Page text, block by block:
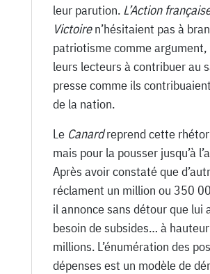
leur parution. L’Action
Victoiren’hésitaient pas à
patriotisme comme
leurs lecteurs à contribuer au
presse comme ils
de la nation.
Le Canardreprend cette
mais pour la pousser jusqu’à
Après avoir constaté que
réclament un million ou 350
il annonce sans détour que lui
besoin de subsides… à
millions. L’énumération des
dépenses est un modèle de